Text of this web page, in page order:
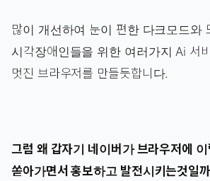
많이 개선하여 눈이 편한 다크모드와
시각장애인들을 위한 여러가지 Ai 서
멋진 브라우저를 만들듯합니다.
그럼 왜 갑자기 네이버가 브라우저에
쏟아가면서 홍보하고 발전시키는것일